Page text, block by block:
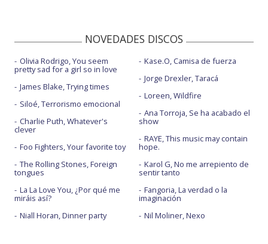
NOVEDADES DISCOS
Olivia Rodrigo, You seem
pretty sad for a girl so in love
James Blake, Trying times
Siloé, Terrorismo emocional
Charlie Puth, Whatever's
clever
Foo Fighters, Your favorite toy
The Rolling Stones, Foreign
tongues
La La Love You, ¿Por qué me
miráis así?
Niall Horan, Dinner party
Kase.O, Camisa de fuerza
Jorge Drexler, Taracá
Loreen, Wildfire
Ana Torroja, Se ha acabado el
show
RAYE, This music may contain
hope.
Karol G, No me arrepiento de
sentir tanto
Fangoria, La verdad o la
imaginación
Nil Moliner, Nexo